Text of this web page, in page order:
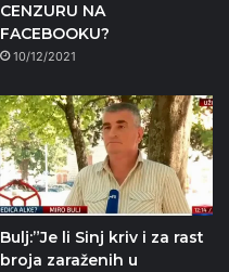
CENZURU NA
FACEBOOKU?
10/12/2021
Bulj:”Je li Sinj kriv i za rast
broja zaraženih u